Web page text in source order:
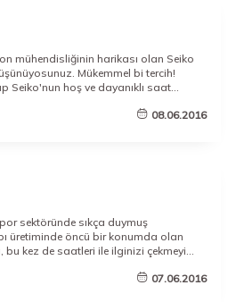
mühendisliğinin harikası olan Seiko
Mükemmel bi tercih!
Seiko'nun hoş ve dayanıklı saat
olacak.
08.06.2016
sektöründe sıkça duymuş
üretiminde öncü bir konumda olan
kez de saatleri ile ilginizi çekmeyi
markası olmakla birlikte saat
olan Puma saat sayesinde modern,
kavuşabilirsiniz. Normalin
07.06.2016